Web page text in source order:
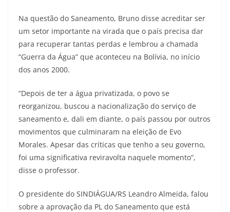
Na questão do Saneamento, Bruno disse acreditar ser
um setor importante na virada que o país precisa dar
para recuperar tantas perdas e lembrou a chamada
“Guerra da Água” que aconteceu na Bolívia, no início
dos anos 2000.
“Depois de ter a água privatizada, o povo se
reorganizou, buscou a nacionalização do serviço de
saneamento e, dali em diante, o país passou por outros
movimentos que culminaram na eleição de Evo
Morales. Apesar das críticas que tenho a seu governo,
foi uma significativa reviravolta naquele momento”,
disse o professor.
O presidente do SINDIÁGUA/RS Leandro Almeida, falou
sobre a aprovação da PL do Saneamento que está